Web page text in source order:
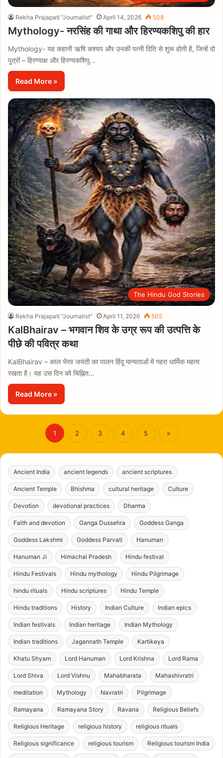
Rekha Prajapati "Journalist" April 14, 2026 508
Mythology- नरसिंह की गाथा और हिरण्यकशिपु की हार
Mythology- यह कहानी ऋषि कश्यप और उनकी पत्नी दिति से शुरू होती है, जिन्हें दो
पुत्रों – हिरण्याक्ष और हिरण्यकशिपु…
Read More »
The Hindu God Stories
Rekha Prajapati "Journalist" April 11, 2026 505
KalBhairav – भगवान शिव के उग्र रूप की उत्पत्ति के
पीछे की पवित्र कथा
KalBhairav – काल भैरव जयंती का पालन हिंदू मान्यताओं में गहरा धार्मिक महत्व
रखता है। यह उस दिन को चिह्नित…
Read More »
1 2 3 4 5 »
Ancient India ancient legends ancient scriptures
Ancient Temple Bhishma cultural heritage Culture
Devotion devotional practices Dharma
Faith and devotion Ganga Dussehra Goddess Ganga
Goddess Lakshmi Goddess Parvati Hanuman
Hanuman Ji Himachal Pradesh Hindu festival
Hindu Festivals Hindu mythology Hindu Pilgrimage
hindu rituals Hindu scriptures Hindu Temple
Hindu traditions History Indian Culture Indian epics
Indian festivals Indian heritage Indian Mythology
Indian traditions Jagannath Temple Kartikeya
Khatu Shyam Lord Hanuman Lord Krishna Lord Rama
Lord Shiva Lord Vishnu Mahabharata Mahashivratri
meditation Mythology Navratri Pilgrimage
Ramayana Ramayana Story Ravana Religious Beliefs
Religious Heritage religious history religious rituals
Religious significance religious tourism Religious tourism India